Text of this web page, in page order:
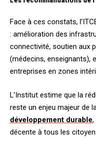
Face à ces constats,
: amélioration des
connectivité, soutien aux
(médecins, enseignants),
entreprises en zones
L’Institut estime que la
reste un enjeu majeur de
développement durable,
décente à tous les